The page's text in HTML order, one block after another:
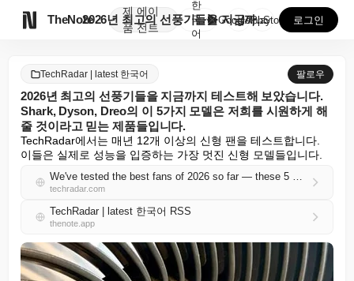
TheNote
제
품
에이
전트
2026년 최고의 선풍기들을 지금까지 테스트해 보았습니...
한
국
어
GooglePlay
AppStore 로그인
TechRadar | latest 한국어 팔로우
2026년 최고의 선풍기들을 지금까지 테스트해 보았습니다.
Shark, Dyson, Dreo의 이 5가지 모델은 저희를 시원하게 해
줄 것이라고 믿는 제품들입니다.
TechRadar에서는 매년 12개 이상의 신형 팬을 테스트합니다.
이들은 실제로 성능을 입증하는 가장 멋진 신형 모델들입니다.
We've tested the best fans of 2026 so far — these 5 models from Shark, Dyson, and Dreo are the ones we trust to actually keep us cool
techradar.com
TechRadar | latest 한국어 RSS
thenote.app